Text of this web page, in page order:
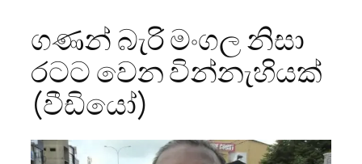
ගණන් බැරි මංගල නිසා
රටට වෙන වින්නැහියක්
(වීඩියෝ)